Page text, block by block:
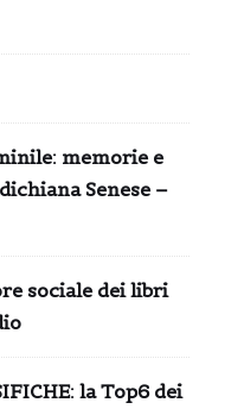
memorie e
Senese –
sociale dei libri
la Top6 dei